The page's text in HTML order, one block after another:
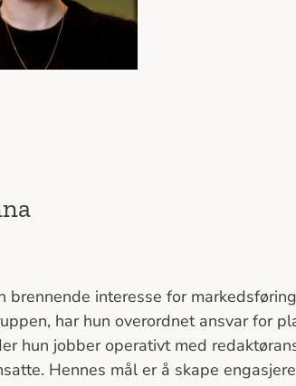
brennende interesse for
har hun overordnet ansvar for
hun jobber operativt med
Hennes mål er å skape